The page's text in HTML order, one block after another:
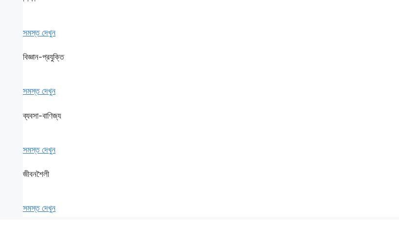
সমস্ত দেখুন
বিজ্ঞান-প্রযুক্তি
সমস্ত দেখুন
ব্যবসা-বাণিজ্য
সমস্ত দেখুন
জীবনশৈলী
সমস্ত দেখুন